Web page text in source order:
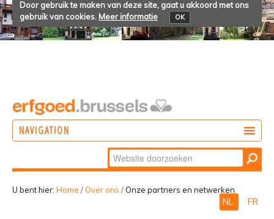
Door gebruik te maken van deze site, gaat u akkoord met ons
gebruik van cookies. Meer informatie OK
NAVIGATION
Zoek
Geavanceerd
zoeken...
U bent hier: Home / Over ons / Onze partners en netwerken
NL FR